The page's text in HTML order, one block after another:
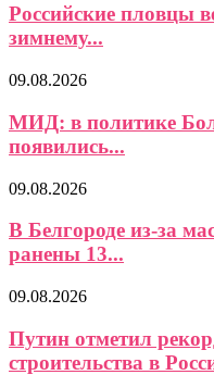
Российские пловцы
зимнему...
09.08.2026
МИД: в политике
появились...
09.08.2026
В Белгороде из-за
ранены 13...
09.08.2026
Путин отметил
строительства в